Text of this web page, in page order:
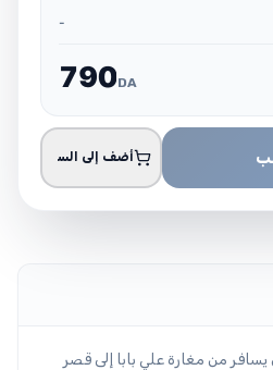
-
790DA
أضف إلى السلة
من مغارة علي بابا إلى قصر